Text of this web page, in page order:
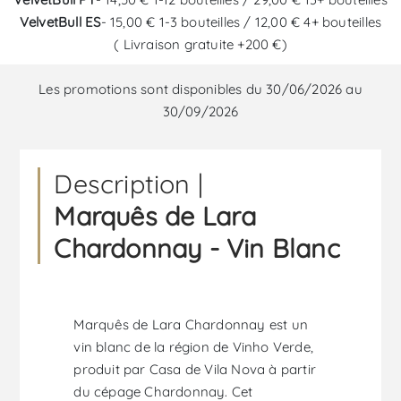
VelvetBull ES- 15,00 € 1-3 bouteilles / 12,00 € 4+ bouteilles
( Livraison gratuite +200 €)
Les promotions sont disponibles du 30/06/2026 au
30/09/2026
Description |
Marquês de Lara
Chardonnay - Vin Blanc
Marquês de Lara Chardonnay est un
vin blanc de la région de Vinho Verde,
produit par Casa de Vila Nova à partir
du cépage Chardonnay. Cet